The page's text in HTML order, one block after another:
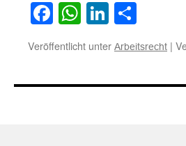
Facebook
WhatsApp
LinkedIn
Veröffentlicht unter Arbeitsrecht |